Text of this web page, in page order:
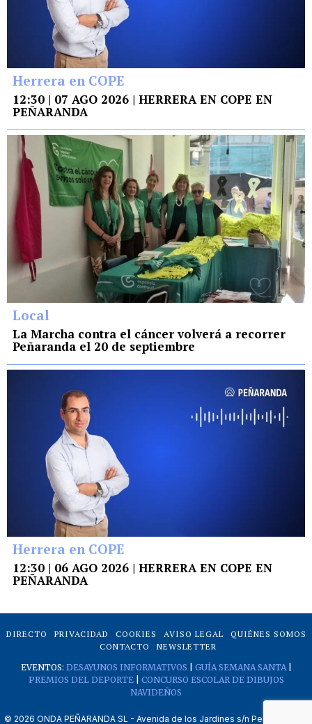
Herrera en COPE
12:30 | 07 AGO 2026 | HERRERA EN COPE EN
PEÑARANDA
Local
La Marcha contra el cáncer volverá a recorrer
Peñaranda el 20 de septiembre
Herrera en COPE
12:30 | 06 AGO 2026 | HERRERA EN COPE EN
PEÑARANDA
DIRECTO PRIVACIDAD COOKIES AVISO LEGAL
QUIÉNES SOMOS
CONTACTO
NEWSLETTER
EVENTOS: DESAYUNOS INFORMATIVOS GUÍA SEMANA SANTA|
PREMIOS DEL DEPORTE| CONCURSO ESCOLAR DE DIBUJOS
NAVIDEÑOS
© 2026 ONDA PEÑARANDA SL - Avenida de los Jardines s/n Peñaranda de